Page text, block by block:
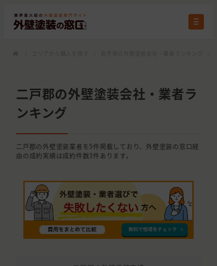
二戸郡の外壁塗装会社・業者ラ
ンキング
二戸郡の外壁塗装業者を5件掲載しており、外壁塗装の窓口経
由の成約実績は成約件数3件あります。